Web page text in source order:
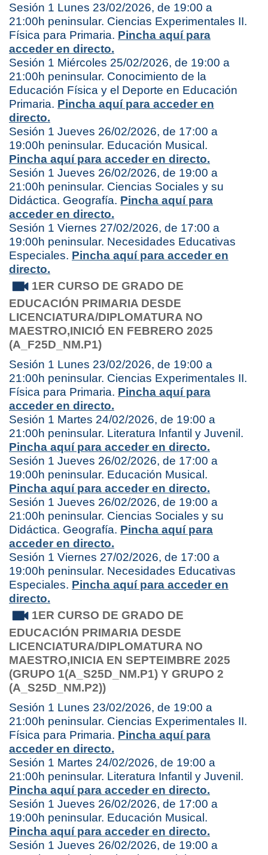
Sesión 1 Lunes 23/02/2026, de 19:00 a
21:00h peninsular. Ciencias Experimentales II.
Física para Primaria. Pincha aquí para
acceder en directo.
Sesión 1 Miércoles 25/02/2026, de 19:00 a
21:00h peninsular. Conocimiento de la
Educación Física y el Deporte en Educación
Primaria. Pincha aquí para acceder en
directo.
Sesión 1 Jueves 26/02/2026, de 17:00 a
19:00h peninsular. Educación Musical.
Pincha aquí para acceder en directo.
Sesión 1 Jueves 26/02/2026, de 19:00 a
21:00h peninsular. Ciencias Sociales y su
Didáctica. Geografía. Pincha aquí para
acceder en directo.
Sesión 1 Viernes 27/02/2026, de 17:00 a
19:00h peninsular. Necesidades Educativas
Especiales. Pincha aquí para acceder en
directo.
1ER CURSO DE GRADO DE
EDUCACIÓN PRIMARIA DESDE
LICENCIATURA/DIPLOMATURA NO
MAESTRO,INICIÓ EN FEBRERO 2025
(A_F25D_NM.P1)
Sesión 1 Lunes 23/02/2026, de 19:00 a
21:00h peninsular. Ciencias Experimentales II.
Física para Primaria. Pincha aquí para
acceder en directo.
Sesión 1 Martes 24/02/2026, de 19:00 a
21:00h peninsular. Literatura Infantil y Juvenil.
Pincha aquí para acceder en directo.
Sesión 1 Jueves 26/02/2026, de 17:00 a
19:00h peninsular. Educación Musical.
Pincha aquí para acceder en directo.
Sesión 1 Jueves 26/02/2026, de 19:00 a
21:00h peninsular. Ciencias Sociales y su
Didáctica. Geografía. Pincha aquí para
acceder en directo.
Sesión 1 Viernes 27/02/2026, de 17:00 a
19:00h peninsular. Necesidades Educativas
Especiales. Pincha aquí para acceder en
directo.
1ER CURSO DE GRADO DE
EDUCACIÓN PRIMARIA DESDE
LICENCIATURA/DIPLOMATURA NO
MAESTRO,INICIA EN SEPTEIMBRE 2025
(GRUPO 1(A_S25D_NM.P1) Y GRUPO 2
(A_S25D_NM.P2))
Sesión 1 Lunes 23/02/2026, de 19:00 a
21:00h peninsular. Ciencias Experimentales II.
Física para Primaria. Pincha aquí para
acceder en directo.
Sesión 1 Martes 24/02/2026, de 19:00 a
21:00h peninsular. Literatura Infantil y Juvenil.
Pincha aquí para acceder en directo.
Sesión 1 Jueves 26/02/2026, de 17:00 a
19:00h peninsular. Educación Musical.
Pincha aquí para acceder en directo.
Sesión 1 Jueves 26/02/2026, de 19:00 a